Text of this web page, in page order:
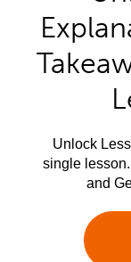
Unlock
single
and